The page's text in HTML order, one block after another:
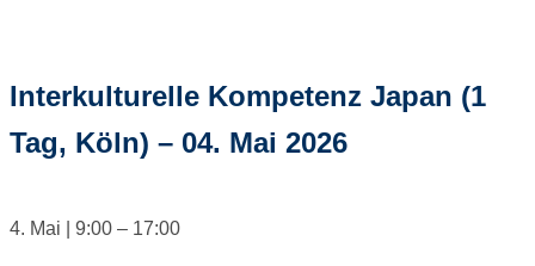
Interkulturelle Kompetenz Japan (1
Tag, Köln) – 04. Mai 2026
4. Mai 9:00 – 17:00